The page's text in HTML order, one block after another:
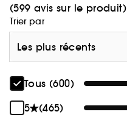
(599 avis sur le produit)
Trier par
Les plus récents
Tous (600)
5
(465)